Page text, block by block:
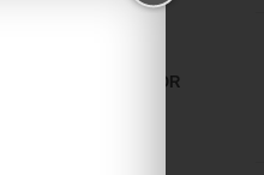
NUEVO PATROCINADOR